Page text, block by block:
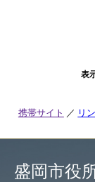
表
携帯サイト リ
盛岡市役